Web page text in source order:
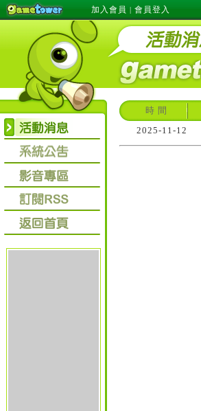
加入會員 | 會員登入
時 間
2025-11-12